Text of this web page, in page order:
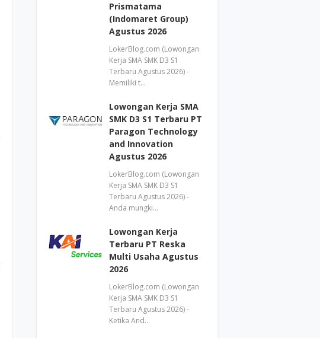
Prismatama
(Indomaret Group)
Agustus 2026
LokerBlog.com (Lowongan
Kerja SMA SMK D3 S1
Terbaru Agustus 2026) -
Memiliki t…
Lowongan Kerja SMA
SMK D3 S1 Terbaru PT
Paragon Technology
and Innovation
Agustus 2026
LokerBlog.com (Lowongan
Kerja SMA SMK D3 S1
Terbaru Agustus 2026) -
Anda mungki…
Lowongan Kerja
Terbaru PT Reska
Multi Usaha Agustus
2026
LokerBlog.com (Lowongan
Kerja SMA SMK D3 S1
Terbaru Agustus 2026) -
Ketika And…